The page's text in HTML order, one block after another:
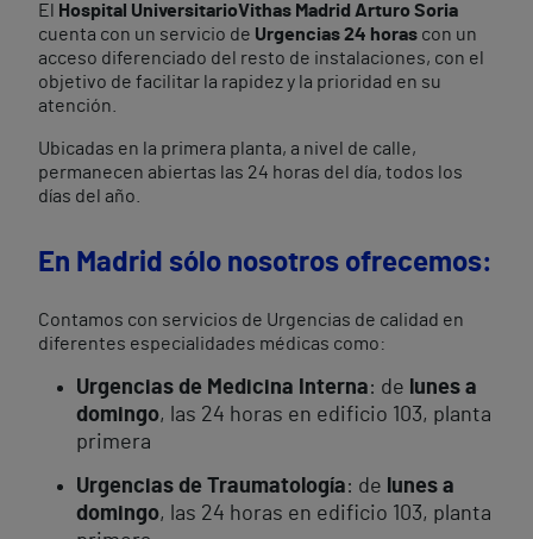
El Hospital UniversitarioVithas Madrid Arturo Soria
cuenta con un servicio de Urgencias 24 horas con un
acceso diferenciado del resto de instalaciones, con el
objetivo de facilitar la rapidez y la prioridad en su
atención.
Ubicadas en la primera planta, a nivel de calle,
permanecen abiertas las 24 horas del día, todos los
días del año.
En Madrid sólo nosotros ofrecemos:
Contamos con servicios de Urgencias de calidad en
diferentes especialidades médicas como:
Urgencias de Medicina Interna: de lunes a
domingo, las 24 horas en edificio 103, planta
primera
Urgencias de Traumatología: de lunes a
domingo, las 24 horas en edificio 103, planta